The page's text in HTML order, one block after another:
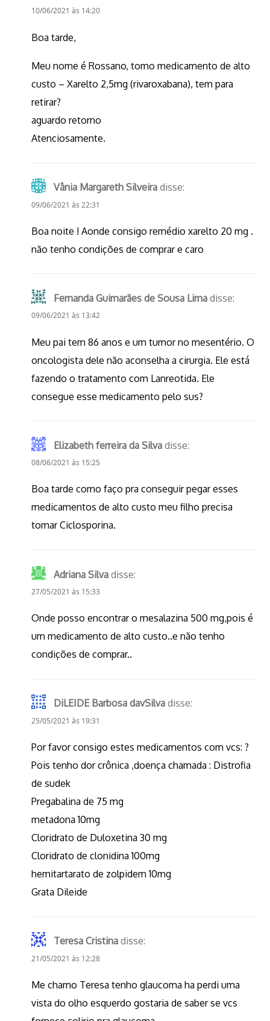
10/06/2021 às 14:20
Boa tarde,
Meu nome é Rossano, tomo medicamento de alto
custo – Xarelto 2,5mg (rivaroxabana), tem para
retirar?
aguardo retorno
Atenciosamente.
Vânia Margareth Silveira disse:
09/06/2021 às 22:31
Boa noite ! Aonde consigo remédio xarelto 20 mg .
não tenho condições de comprar e caro
Fernanda Guimarães de Sousa Lima disse:
09/06/2021 às 13:42
Meu pai tem 86 anos e um tumor no mesentério. O
oncologista dele não aconselha a cirurgia. Ele está
fazendo o tratamento com Lanreotida. Ele
consegue esse medicamento pelo sus?
Elizabeth ferreira da Silva disse:
08/06/2021 às 15:25
Boa tarde como faço pra conseguir pegar esses
medicamentos de alto custo meu filho precisa
tomar Ciclosporina.
Adriana Silva disse:
27/05/2021 às 15:33
Onde posso encontrar o mesalazina 500 mg,pois é
um medicamento de alto custo..e não tenho
condições de comprar..
DiLEIDE Barbosa davSilva disse:
25/05/2021 às 19:31
Por favor consigo estes medicamentos com vcs: ?
Pois tenho dor crônica ,doença chamada : Distrofia
de sudek
Pregabalina de 75 mg
metadona 10mg
Cloridrato de Duloxetina 30 mg
Cloridrato de clonidina 100mg
hemitartarato de zolpidem 10mg
Grata Dileide
Teresa Cristina disse:
21/05/2021 às 12:28
Me chamo Teresa tenho glaucoma ha perdi uma
vista do olho esquerdo gostaria de saber se vcs